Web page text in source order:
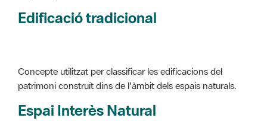
Edificació tradicional
Concepte utilitzat per classificar les edificacions del
patrimoni construït dins de l'àmbit dels espais naturals.
Espai Interès Natural